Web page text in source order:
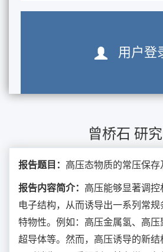
用户登
曾桥石 研
报告题目： 高压态物质的常压保存
报告内容简介： 高压能够显著调
电子结构，从而诱导出一系列常
特物性。例如：高压金属氢、高
超导体等。然而，高压诱导的新